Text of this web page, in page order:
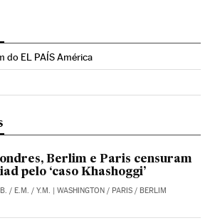
do EL PAÍS América
Brasil en Twitter
El País Brasil en Instagram
El País Brasil en Facebook
Berlim e Paris censuram
pelo ‘caso Khashoggi’
/ E.M. / Y.M. | WASHINGTON / PARIS / BERLIM